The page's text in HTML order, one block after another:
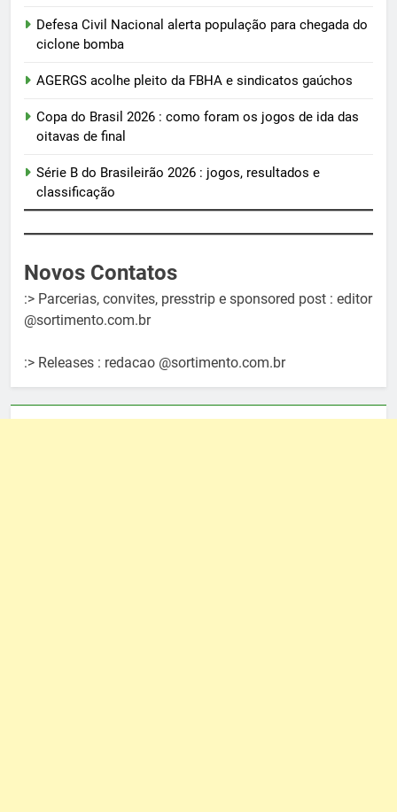
Defesa Civil Nacional alerta população para chegada do
ciclone bomba
AGERGS acolhe pleito da FBHA e sindicatos gaúchos
Copa do Brasil 2026 : como foram os jogos de ida das
oitavas de final
Série B do Brasileirão 2026 : jogos, resultados e
classificação
Novos Contatos
:> Parcerias, convites, presstrip e sponsored post : editor
@sortimento.com.br
:> Releases : redacao @sortimento.com.br